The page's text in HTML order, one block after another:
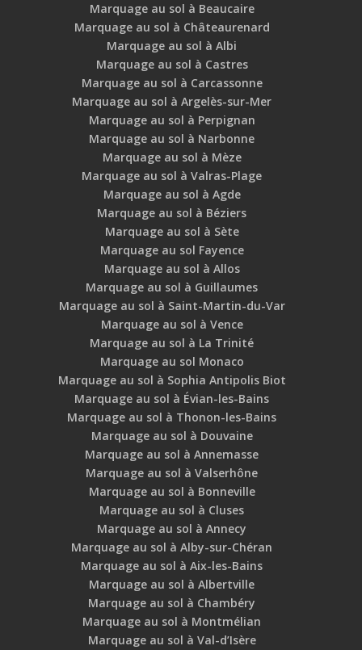
Marquage au sol à Beaucaire
Marquage au sol à Châteaurenard
Marquage au sol à Albi
Marquage au sol à Castres
Marquage au sol à Carcassonne
Marquage au sol à Argelès-sur-Mer
Marquage au sol à Perpignan
Marquage au sol à Narbonne
Marquage au sol à Mèze
Marquage au sol à Valras-Plage
Marquage au sol à Agde
Marquage au sol à Béziers
Marquage au sol à Sète
Marquage au sol Fayence
Marquage au sol à Allos
Marquage au sol à Guillaumes
Marquage au sol à Saint-Martin-du-Var
Marquage au sol à Vence
Marquage au sol à La Trinité
Marquage au sol Monaco
Marquage au sol à Sophia Antipolis Biot
Marquage au sol à Évian-les-Bains
Marquage au sol à Thonon-les-Bains
Marquage au sol à Douvaine
Marquage au sol à Annemasse
Marquage au sol à Valserhône
Marquage au sol à Bonneville
Marquage au sol à Cluses
Marquage au sol à Annecy
Marquage au sol à Alby-sur-Chéran
Marquage au sol à Aix-les-Bains
Marquage au sol à Albertville
Marquage au sol à Chambéry
Marquage au sol à Montmélian
Marquage au sol à Val-d’Isère